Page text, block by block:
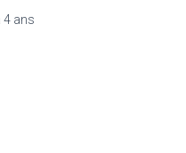
4 ans